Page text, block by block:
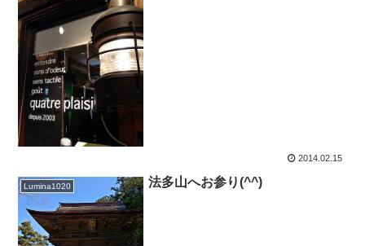
2014.02.15
Lumina1020 法多山へお参り(^^)